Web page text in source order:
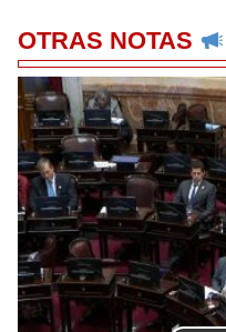
OTRAS NOTAS